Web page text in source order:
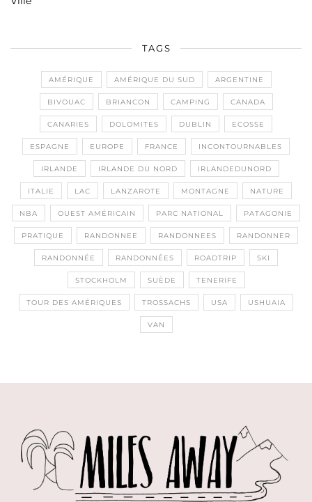
TAGS
AMÉRIQUE AMÉRIQUE DU SUD ARGENTINE
BIVOUAC BRIANCON CAMPING CANADA
CANARIES DOLOMITES DUBLIN ECOSSE
ESPAGNE EUROPE FRANCE INCONTOURNABLES
IRLANDE IRLANDE DU NORD IRLANDEDUNORD
ITALIE LAC LANZAROTE MONTAGNE NATURE
NBA OUEST AMÉRICAIN PARC NATIONAL PATAGONIE
PRATIQUE RANDONNEE RANDONNEES RANDONNER
RANDONNÉE RANDONNÉES ROADTRIP SKI
STOCKHOLM SUÈDE TENERIFE
TOUR DES AMÉRIQUES TROSSACHS USA USHUAIA
VAN